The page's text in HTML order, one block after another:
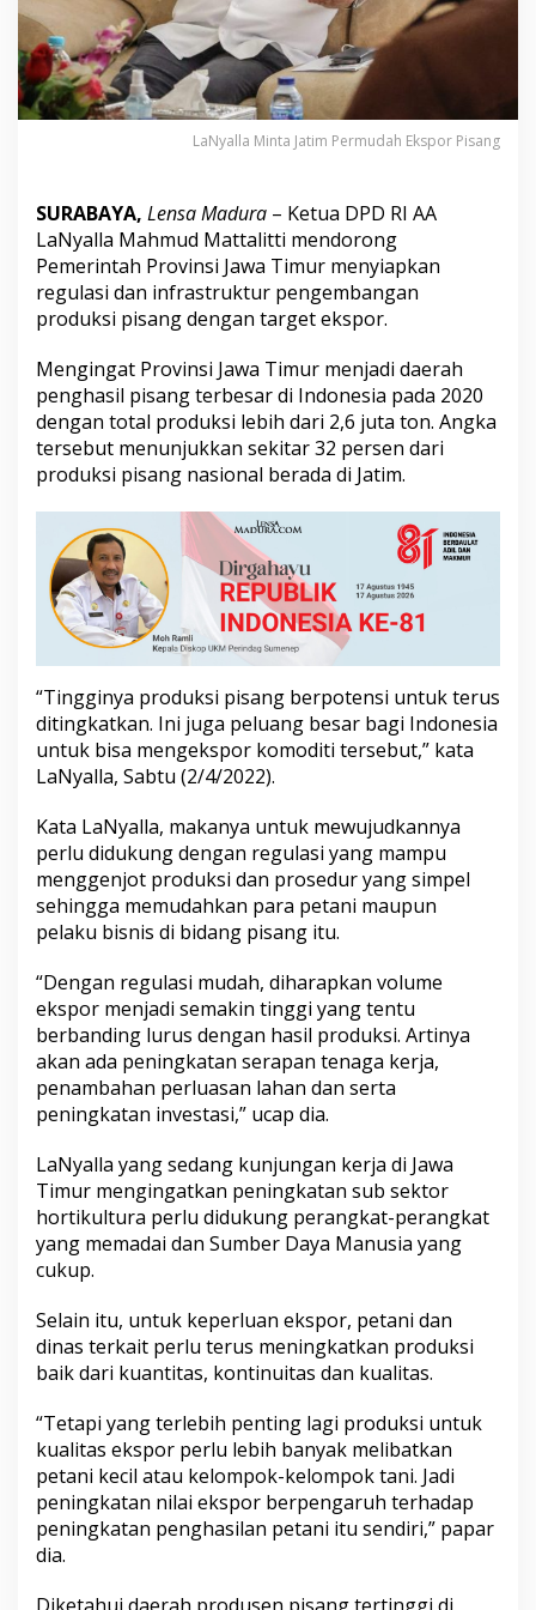
P
e
r
m
d
s
p
o
r
P
i
a
n
g
LaNyalla Minta Jatim Permudah Ekspor Pisang
SURABAYA, Lensa Madura – Ketua DPD RI AA
LaNyalla Mahmud Mattalitti mendorong
Pemerintah Provinsi Jawa Timur menyiapkan
regulasi dan infrastruktur pengembangan
produksi pisang dengan target ekspor.
Mengingat Provinsi Jawa Timur menjadi daerah
penghasil pisang terbesar di Indonesia pada 2020
dengan total produksi lebih dari 2,6 juta ton. Angka
tersebut menunjukkan sekitar 32 persen dari
produksi pisang nasional berada di Jatim.
“Tingginya produksi pisang berpotensi untuk terus
ditingkatkan. Ini juga peluang besar bagi Indonesia
untuk bisa mengekspor komoditi tersebut,” kata
LaNyalla, Sabtu (2/4/2022).
Kata LaNyalla, makanya untuk mewujudkannya
perlu didukung dengan regulasi yang mampu
menggenjot produksi dan prosedur yang simpel
sehingga memudahkan para petani maupun
pelaku bisnis di bidang pisang itu.
“Dengan regulasi mudah, diharapkan volume
ekspor menjadi semakin tinggi yang tentu
berbanding lurus dengan hasil produksi. Artinya
akan ada peningkatan serapan tenaga kerja,
penambahan perluasan lahan dan serta
peningkatan investasi,” ucap dia.
LaNyalla yang sedang kunjungan kerja di Jawa
Timur mengingatkan peningkatan sub sektor
hortikultura perlu didukung perangkat-perangkat
yang memadai dan Sumber Daya Manusia yang
cukup.
Selain itu, untuk keperluan ekspor, petani dan
dinas terkait perlu terus meningkatkan produksi
baik dari kuantitas, kontinuitas dan kualitas.
“Tetapi yang terlebih penting lagi produksi untuk
kualitas ekspor perlu lebih banyak melibatkan
petani kecil atau kelompok-kelompok tani. Jadi
peningkatan nilai ekspor berpengaruh terhadap
peningkatan penghasilan petani itu sendiri,” papar
dia.